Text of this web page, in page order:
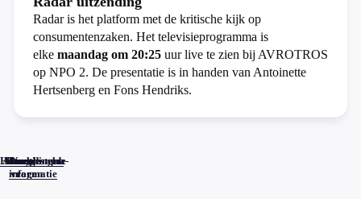
Radar is het platform met de kritische kijk op
consumentenzaken. Het televisieprogramma is
elke maandag om 20:25 uur live te zien bij AVROTROS
op NPO 2. De presentatie is in handen van Antoinette
Hertsenberg en Fons Hendriks.
Home
Actueel
Uitzendingen
Reacties
Programma-
informatie
Veelgestelde
vragen